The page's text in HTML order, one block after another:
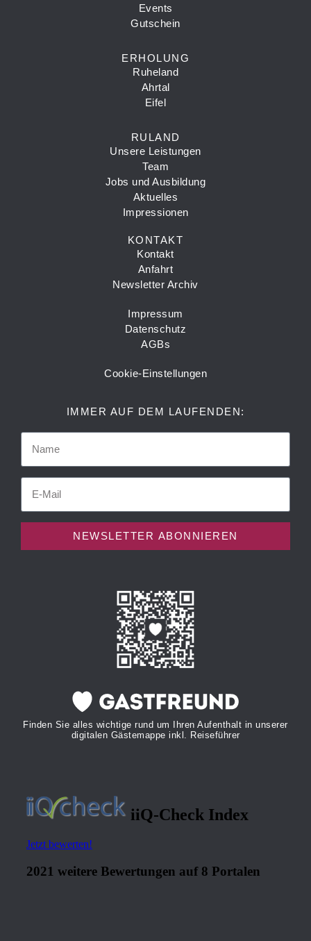
Events
Gutschein
ERHOLUNG
Ruheland
Ahrtal
Eifel
RULAND
Unsere Leistungen
Team
Jobs und Ausbildung
Aktuelles
Impressionen
KONTAKT
Kontakt
Anfahrt
Newsletter Archiv
Impressum
Datenschutz
AGBs
Cookie-Einstellungen
IMMER AUF DEM LAUFENDEN:
NEWSLETTER ABONNIEREN
Finden Sie alles wichtige rund um Ihren Aufenthalt in unserer
digitalen Gästemappe inkl. Reiseführer